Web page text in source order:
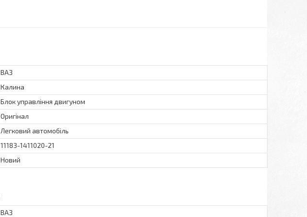
ВАЗ
Калина
Блок управління двигуном
Оригінал
Легковий автомобіль
11183-1411020-21
Новий
ВАЗ